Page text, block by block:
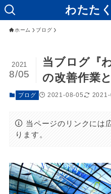
わたた
ホーム ブログ
当ブログ『
の改善作業
2021
8/05
ブログ 2021-08-05
当ページのリンクには
ります。